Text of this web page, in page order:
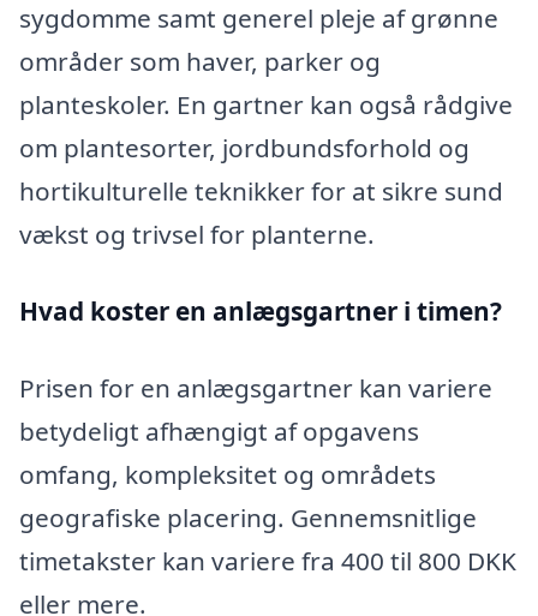
sygdomme samt generel pleje af grønne
områder som haver, parker og
planteskoler. En gartner kan også rådgive
om plantesorter, jordbundsforhold og
hortikulturelle teknikker for at sikre sund
vækst og trivsel for planterne.
Hvad koster en anlægsgartner i timen?
Prisen for en anlægsgartner kan variere
betydeligt afhængigt af opgavens
omfang, kompleksitet og områdets
geografiske placering. Gennemsnitlige
timetakster kan variere fra 400 til 800 DKK
eller mere.